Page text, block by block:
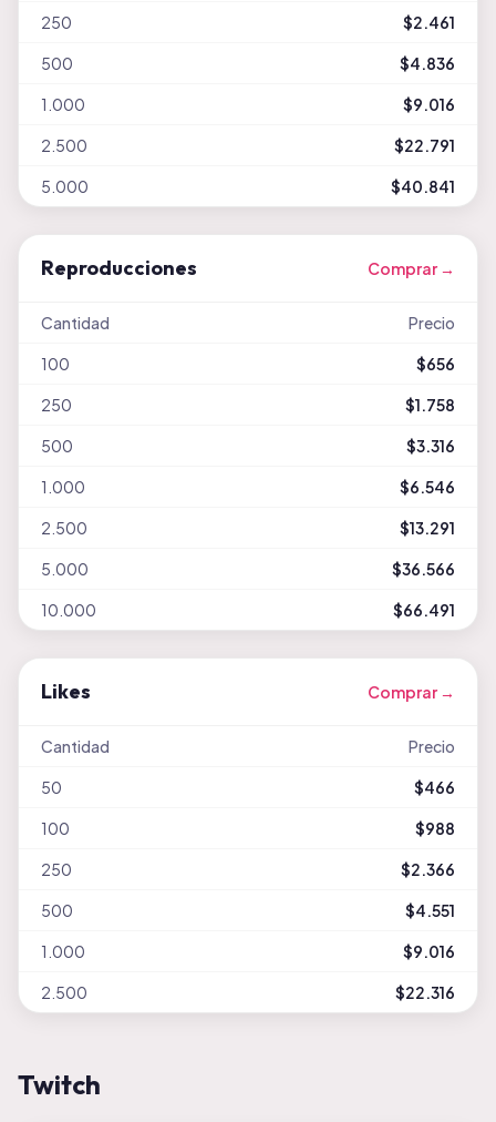
250 $2.461
500 $4.836
1.000 $9.016
2.500 $22.791
5.000 $40.841
Reproducciones Comprar →
Cantidad Precio
100 $656
250 $1.758
500 $3.316
1.000 $6.546
2.500 $13.291
5.000 $36.566
10.000 $66.491
Likes Comprar →
Cantidad Precio
50 $466
100 $988
250 $2.366
500 $4.551
1.000 $9.016
2.500 $22.316
Twitch